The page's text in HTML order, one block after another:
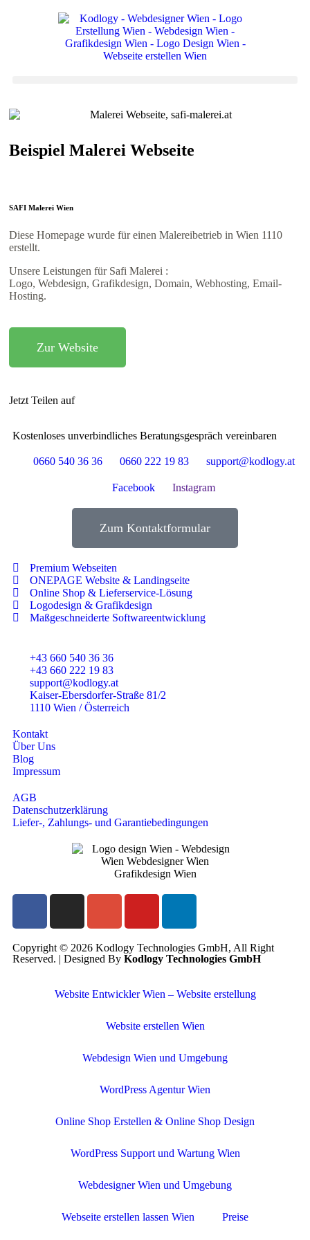
Beispiel Malerei Webseite
SAFI Malerei Wien
Diese Homepage wurde für einen Malereibetrieb in Wien 1110
erstellt.
Unsere Leistungen für Safi Malerei :
Logo, Webdesign, Grafikdesign, Domain, Webhosting, Email-
Hosting.
Zur Website
Jetzt Teilen auf
Kostenloses unverbindliches Beratungsgespräch vereinbaren
0660 540 36 36 0660 222 19 83 support@kodlogy.at
Facebook Instagram
Zum Kontaktformular
Premium Webseiten
ONEPAGE Website & Landingseite
Online Shop & Lieferservice-Lösung
Logodesign & Grafikdesign
Maßgeschneiderte Softwareentwicklung
+43 660 540 36 36
+43 660 222 19 83
support@kodlogy.at
Kaiser-Ebersdorfer-Straße 81/2
1110 Wien / Österreich
Kontakt
Über Uns
Blog
Impressum
AGB
Datenschutzerklärung
Liefer-, Zahlungs- und Garantiebedingungen
Copyright © 2026 Kodlogy Technologies GmbH, All Right
Reserved. | Designed By Kodlogy Technologies GmbH
Website Entwickler Wien – Website erstellung
Website erstellen Wien
Webdesign Wien und Umgebung
WordPress Agentur Wien
Online Shop Erstellen & Online Shop Design
WordPress Support und Wartung Wien
Webdesigner Wien und Umgebung
Webseite erstellen lassen Wien Preise